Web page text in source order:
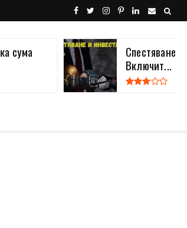
сума
Спестяване
Включит...